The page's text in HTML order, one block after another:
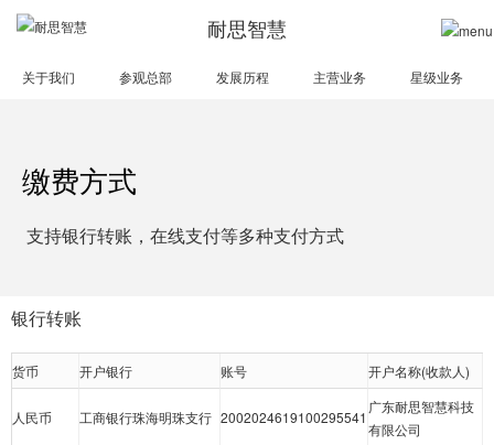
耐思智慧
关于我们 参观总部 发展历程 主营业务 星级业务
缴费方式
支持银行转账，在线支付等多种支付方式
银行转账
货币 开户银行 账号 开户名称(收款人)
人民币 工商银行珠海明珠支行 2002024619100295541
广东耐思智慧科技
有限公司